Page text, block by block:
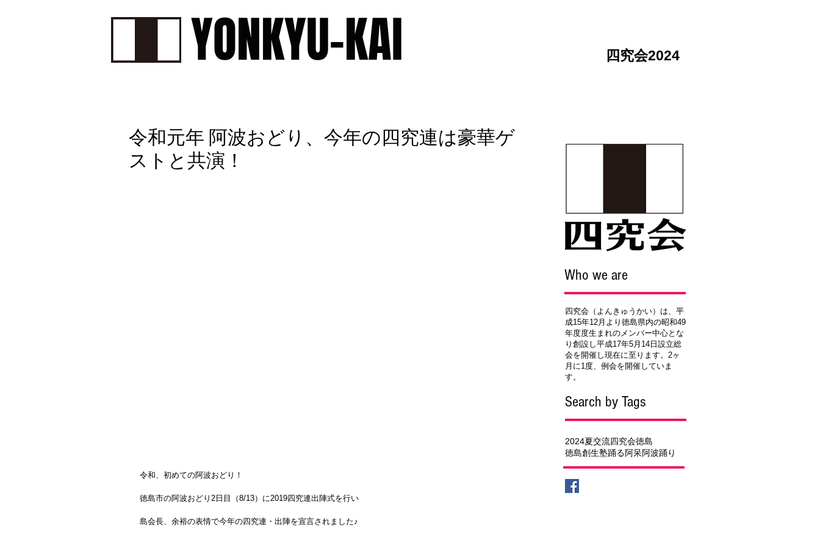
YONKYU-KAI 四究会2024
令和元年 阿波おどり、今年の四究連は豪華ゲ
ストと共演！
令和、初めての阿波おどり！
徳島市の阿波おどり2日目（8/13）に2019四究連出陣式を行い
島会長、余裕の表情で今年の四究連・出陣を宣言されました♪
四究会（よんきゅうかい）は、平
成15年12月より徳島県内の昭和49
年度度生まれのメンバー中心とな
り創設し平成17年5月14日設立総
会を開催し現在に至ります。2ヶ
月に1度、例会を開催していま
す。
2024夏交流四究会徳島
徳島創生塾踊る阿呆阿波踊り
Who we are
Search by Tags